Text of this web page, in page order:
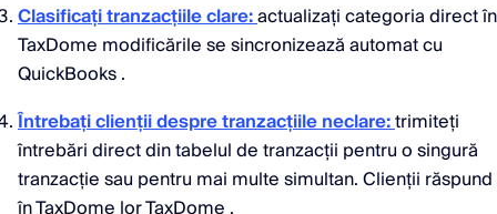
Clasificați tranzacțiile clare:actualizați categoria direct în
TaxDome modificările se sincronizează automat cu
QuickBooks .
Întrebați clienții despre tranzacțiile neclare:trimiteți
întrebări direct din tabelul de tranzacții pentru o singură
tranzacție sau pentru mai multe simultan. Clienții răspund